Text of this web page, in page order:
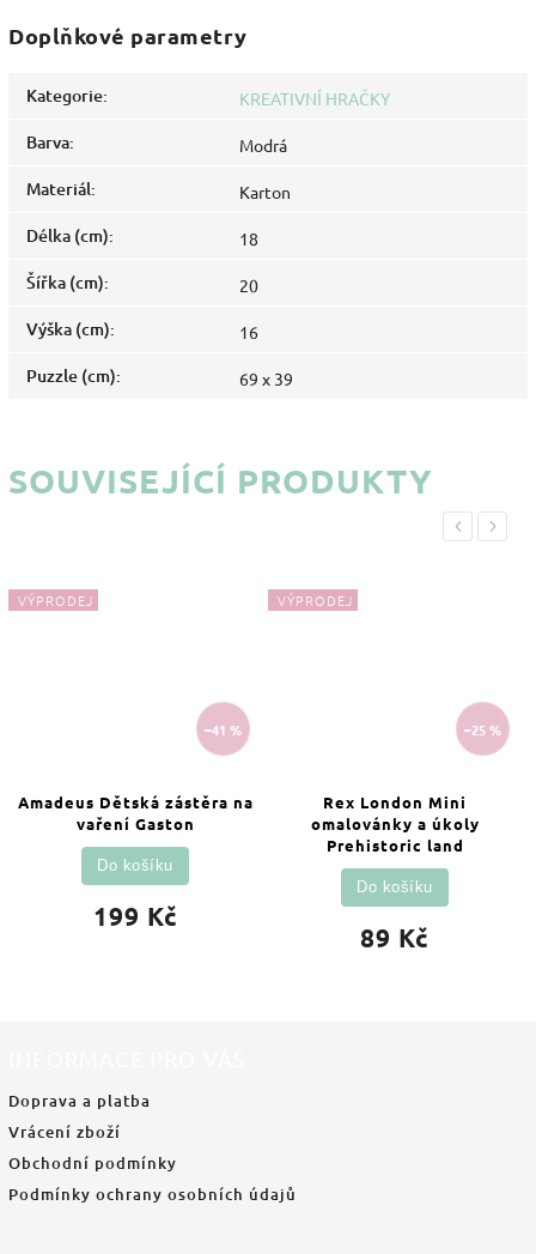
Doplňkové parametry
Kategorie: KREATIVNÍ HRAČKY
Barva: Modrá
Materiál: Karton
Délka (cm): 18
Šířka (cm): 20
Výška (cm): 16
Puzzle (cm): 69 x 39
SOUVISEJÍCÍ PRODUKTY
Previous
VÝPRODEJ
–41 %
Amadeus Dětská zástěra na
vaření Gaston
199 Kč
Do košíku
VÝPRODEJ
–25 %
Rex London Mini
omalovánky a úkoly
Prehistoric land
89 Kč
Do košíku
Next
Doprava a platba
Vrácení zboží
Obchodní podmínky
Podmínky ochrany osobních údajů